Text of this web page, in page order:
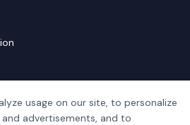
usage on our site, to personalize
advertisements, and to